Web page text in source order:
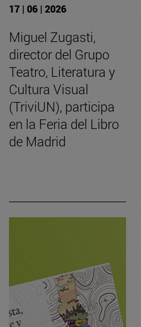
17 | 06 | 2026
Miguel Zugasti,
director del Grupo
Teatro, Literatura y
Cultura Visual
(TriviUN), participa
en la Feria del Libro
de Madrid